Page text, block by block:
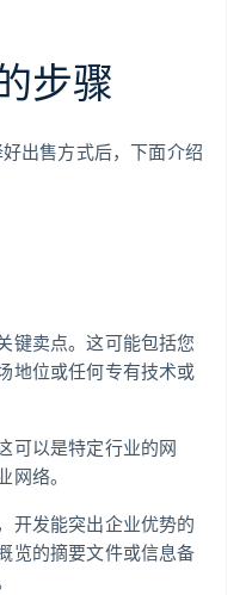
步骤
出售方式后，下面介绍
键卖点。这可能包括您
地位或任何专有技术或
可以是特定行业的网
网络。
开发能突出企业优势的
览的摘要文件或信息备